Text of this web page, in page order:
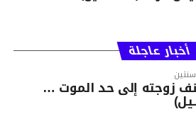
أخبار عاجلة
زوجته إلى حد الموت …